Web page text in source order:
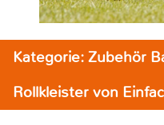
Kategorie: Zubehör
Rollkleister von